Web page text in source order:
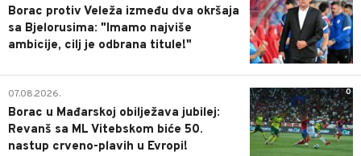
Borac protiv Veleža između dva okršaja
sa Bjelorusima: "Imamo najviše
ambicije, cilj je odbrana titule!"
0
07.08.2026.
Borac u Mađarskoj obilježava jubilej:
Revanš sa ML Vitebskom biće 50.
nastup crveno-plavih u Evropi!